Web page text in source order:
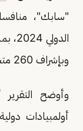
وبإشراف 260 متخصصًا عالميًا في مجال الكيمياء.
أولمبيادات